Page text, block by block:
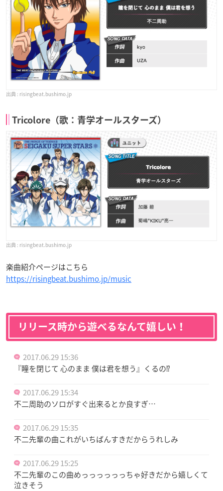
risingbeat.bushimo.jp
Tricolore（歌：青学オールスターズ）
risingbeat.bushimo.jp
楽曲紹介ページはこちら
https://risingbeat.bushimo.jp/music
リリース時から遊べるなんて嬉しい！
2017.06.29 15:36
『瞳を閉じて 心のまま 僕は君を想う』くるの⁉
2017.06.29 15:34
不二周助のソロがすぐ出来るとか良すぎ…
2017.06.29 15:35
不二先輩の曲これがいちばんすきだからうれしみ
2017.06.29 15:25
不二先輩のこの曲めっっっっっっちゃ好きだから嬉しくて
泣きそう